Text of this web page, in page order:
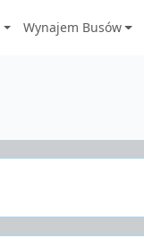
Wynajem Busów